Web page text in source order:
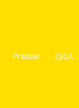
Presse Q&A